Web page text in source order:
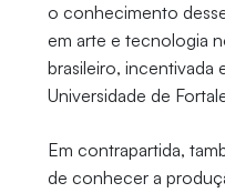
o conhecimento
em arte e tecnologia
brasileiro, incentivada
Universidade de
Em contrapartida,
de conhecer a